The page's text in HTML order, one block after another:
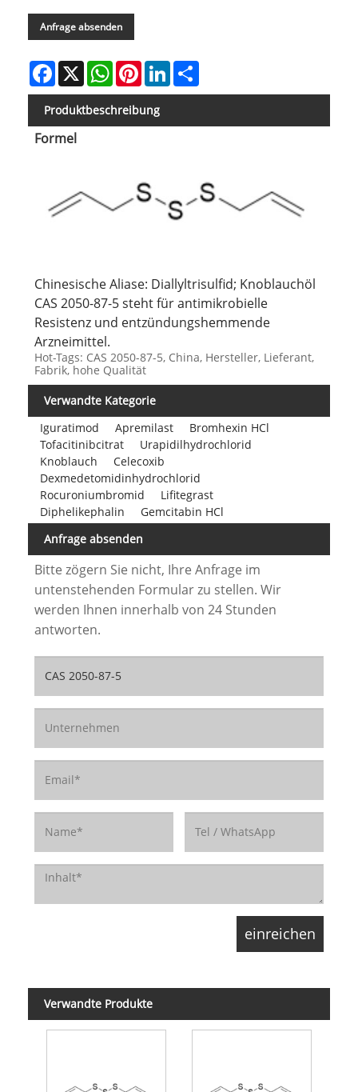
Anfrage absenden
Facebook
X WhatsAppPinterestLinkedIn
Produktbeschreibung
Formel
Chinesische Aliase: Diallyltrisulfid; Knoblauchöl
CAS 2050-87-5 steht für antimikrobielle
Resistenz und entzündungshemmende
Arzneimittel.
Hot-Tags: CAS 2050-87-5, China, Hersteller, Lieferant,
Fabrik, hohe Qualität
Verwandte Kategorie
Iguratimod
Apremilast
Bromhexin HCl
Tofacitinibcitrat
Urapidilhydrochlorid
Knoblauch
Celecoxib
Dexmedetomidinhydrochlorid
Rocuroniumbromid
Lifitegrast
Diphelikephalin
Gemcitabin HCl
Anfrage absenden
Bitte zögern Sie nicht, Ihre Anfrage im
untenstehenden Formular zu stellen. Wir
werden Ihnen innerhalb von 24 Stunden
antworten.
Verwandte Produkte